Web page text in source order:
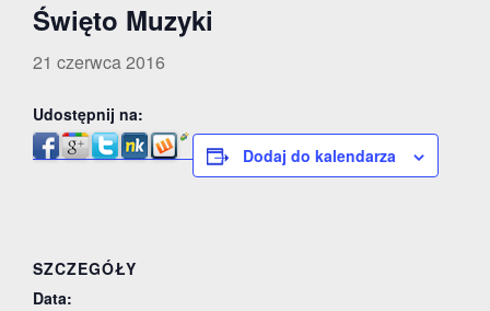
Święto Muzyki
21 czerwca 2016
Udostępnij na:
Dodaj do kalendarza
SZCZEGÓŁY
Data: